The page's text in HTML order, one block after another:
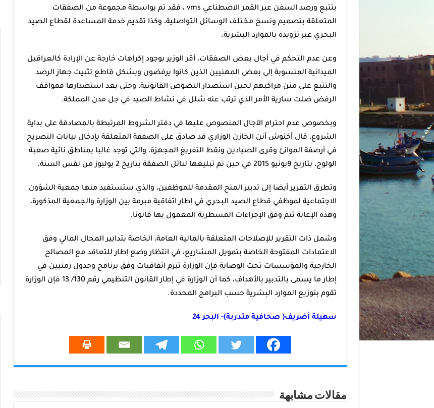
بتتبع ورصد السفن عبر القمر الاصطناعي vms ، فقد تم بواسطة مجموعة من الصفقات
المتعلقة بتصميم ونسخ مختلف الوسائل التواصلية، وكذا تقديم خدمة المساعدة لقطاع الصيد
البحري عبر تزويده بالموارد البشرية.
وعن عدم التحكم في آجال بعض الصفقات، أقر الوزير بوجود إكراهات خارجة عن الإرادة كالعراقيل
الميدانية المنسوبة إلى بعض المهنيين الذين كانوا يرفضون وبشكل قاطع تثبيت جهاز الرصد
والتتبع على متن مراكبهم لحين استصدار النصوص القانونية، وحتى بعد استصدارها فمواقف
الرفض ضلت سارية الأمر الذي ترتب عنه شلل في نشاط الصيد في جل مدن المملكة.
وبخصوص عدم احترام الآجال المنصوص عليها في دفتر الشروط المرتبطة بالمصادقة على بداية
الشروع، قال أخنوش أنن الخازن الوزاري قد صادق على الصفقة المتعلقة بإدخال بيانات التصريح
في أرصفة الموانئ وقرى الصيادين ونقط التفريغ المجهزة، والتي توجد غالبا بمناطق نائية صعبة
الولوج، بتاريخ 9يونيو 2015 في حين تم تبليغها لنائل الصفقة بتاريخ 2 يوليوز من نفس السنة.
وتطرق التقرير أيضا إلى تدبير المنح المقدمة للموظفين، والذي ستستفيد منها جمعية الشؤون
الاجتماعية لموظفي قطاع الصيد البحري في إطار اتفاقية مبرمة بين الوزارة والجمعية المذكورة،
وهذه الإعانة تتم وفق الإجراءات المسطرية المعمول بها قانونا.
وشمل ذات التقرير للإصلاحات المتعلقة بالمالية العامة، الخاصة بتدابير المجال المالي وفق
الاعتمادات المفتوحة الخاصة بتمويل المشاريع، في انتظار وضع إطار للتعاقد مع المصالح
الخارجية والمؤسسات تحت الوصاية فإن الوزارة تبرم اتفاقيات وفق برنامج وجدول زمنيين في
إطار ما يسمى بالتدبير بالأهداف، كما أن الوزارة في إطار القانون التنظيمي رقم 130/ 13 فإن الوزارة
تقوم بتوزيع الموارد البشرية حسب البرامج المحددة.
سهيلة أضريف( صحافية متدربة)- البحر 24
مقالات مشابهة